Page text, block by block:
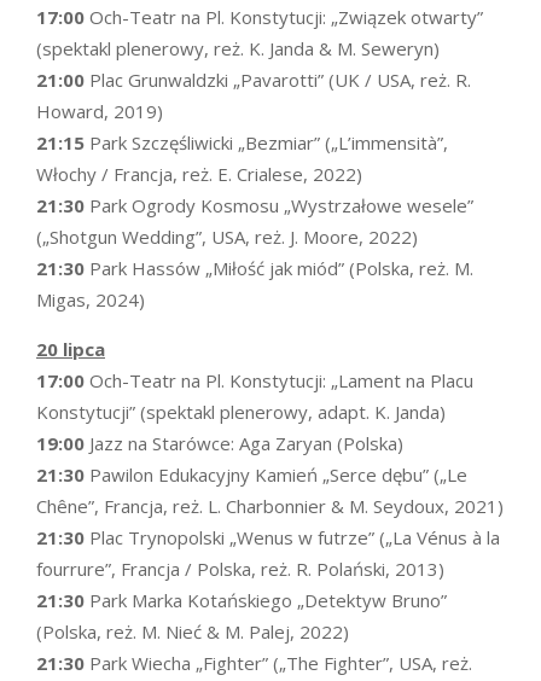
17:00 Och-Teatr na Pl. Konstytucji: „Związek otwarty”
(spektakl plenerowy, reż. K. Janda & M. Seweryn)
21:00 Plac Grunwaldzki „Pavarotti” (UK / USA, reż. R.
Howard, 2019)
21:15 Park Szczęśliwicki „Bezmiar” („L’immensità”,
Włochy / Francja, reż. E. Crialese, 2022)
21:30 Park Ogrody Kosmosu „Wystrzałowe wesele”
(„Shotgun Wedding”, USA, reż. J. Moore, 2022)
21:30 Park Hassów „Miłość jak miód” (Polska, reż. M.
Migas, 2024)
20 lipca
17:00 Och-Teatr na Pl. Konstytucji: „Lament na Placu
Konstytucji” (spektakl plenerowy, adapt. K. Janda)
19:00 Jazz na Starówce: Aga Zaryan (Polska)
21:30 Pawilon Edukacyjny Kamień „Serce dębu” („Le
Chêne”, Francja, reż. L. Charbonnier & M. Seydoux, 2021)
21:30 Plac Trynopolski „Wenus w futrze” („La Vénus à la
fourrure”, Francja / Polska, reż. R. Polański, 2013)
21:30 Park Marka Kotańskiego „Detektyw Bruno”
(Polska, reż. M. Nieć & M. Palej, 2022)
21:30 Park Wiecha „Fighter” („The Fighter”, USA, reż.